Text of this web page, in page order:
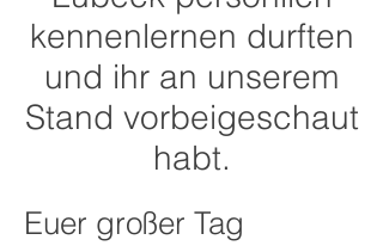
kennenlernen durften
und ihr an unserem
Stand vorbeigeschaut
habt.
Euer großer Tag